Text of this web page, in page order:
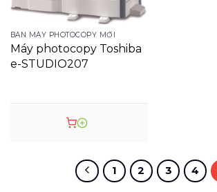
BÁN MÁY PHOTOCOPY MỚI
Máy photocopy Toshiba
e-STUDIO207
1 2 3 4